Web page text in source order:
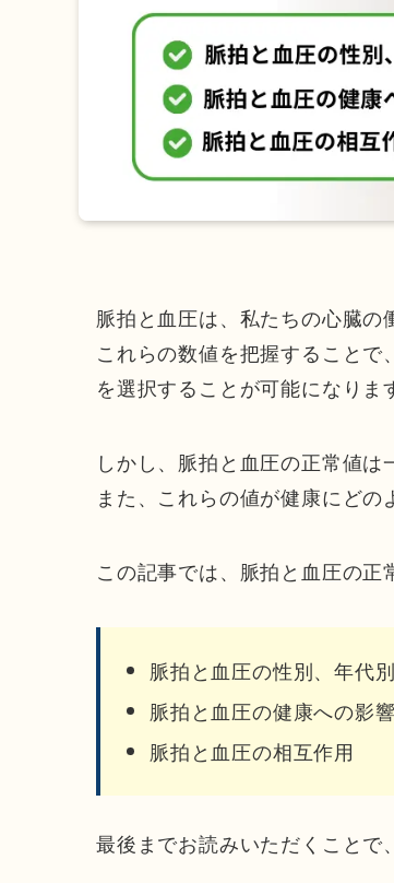
脈拍と血圧は、私たちの心臓の
これらの数値を把握すること
を選択することが可能になりま
しかし、脈拍と血圧の正常値は
また、これらの値が健康にど
この記事では、脈拍と血圧の正
脈拍と血圧の性別、年代
脈拍と血圧の健康への影響
脈拍と血圧の相互作用
最後までお読みいただくことで